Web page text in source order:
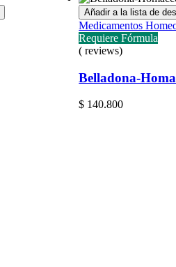
Añadir a la lista de
Medicamentos
Requiere Fórmula
( reviews)
Belladona-
$ 140.800